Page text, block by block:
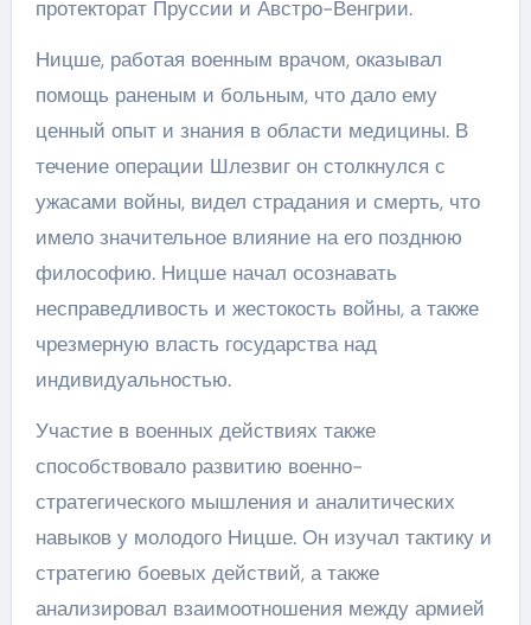
протекторат Пруссии и Австро-Венгрии.
Ницше, работая военным врачом, оказывал
помощь раненым и больным, что дало ему
ценный опыт и знания в области медицины. В
течение операции Шлезвиг он столкнулся с
ужасами войны, видел страдания и смерть, что
имело значительное влияние на его позднюю
философию. Ницше начал осознавать
несправедливость и жестокость войны, а также
чрезмерную власть государства над
индивидуальностью.
Участие в военных действиях также
способствовало развитию военно-
стратегического мышления и аналитических
навыков у молодого Ницше. Он изучал тактику и
стратегию боевых действий, а также
анализировал взаимоотношения между армией